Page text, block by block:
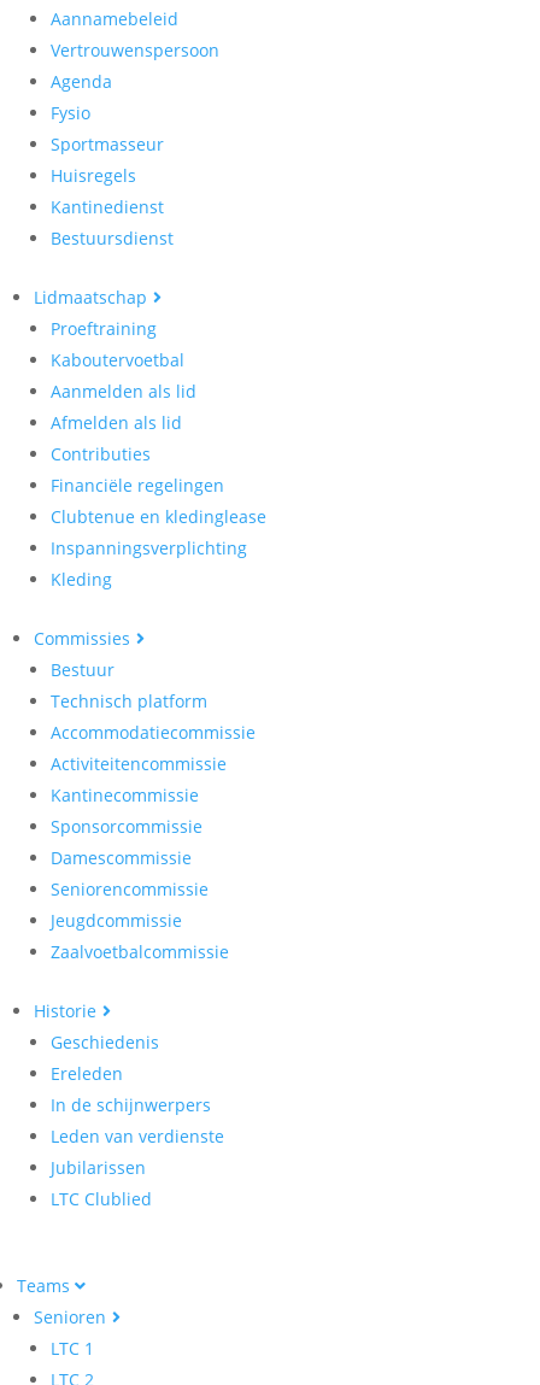
Aannamebeleid
Vertrouwenspersoon
Agenda
Fysio
Sportmasseur
Huisregels
Kantinedienst
Bestuursdienst
Lidmaatschap
Proeftraining
Kaboutervoetbal
Aanmelden als lid
Afmelden als lid
Contributies
Financiële regelingen
Clubtenue en kledinglease
Inspanningsverplichting
Kleding
Commissies
Bestuur
Technisch platform
Accommodatiecommissie
Activiteitencommissie
Kantinecommissie
Sponsorcommissie
Damescommissie
Seniorencommissie
Jeugdcommissie
Zaalvoetbalcommissie
Historie
Geschiedenis
Ereleden
In de schijnwerpers
Leden van verdienste
Jubilarissen
LTC Clublied
Teams
Senioren
LTC 1
LTC 2